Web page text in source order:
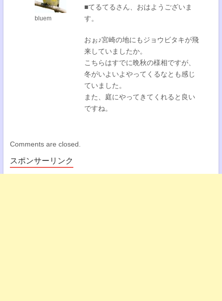
bluem
■てるてるさん、おはようございま
す。
おぉ♪宮崎の地にもジョウビタキが飛
来していましたか。
こちらはすでに晩秋の様相ですが、
冬がいよいよやってくるなとも感じ
ていました。
また、庭にやってきてくれると良い
ですね。
Comments are closed.
スポンサーリンク